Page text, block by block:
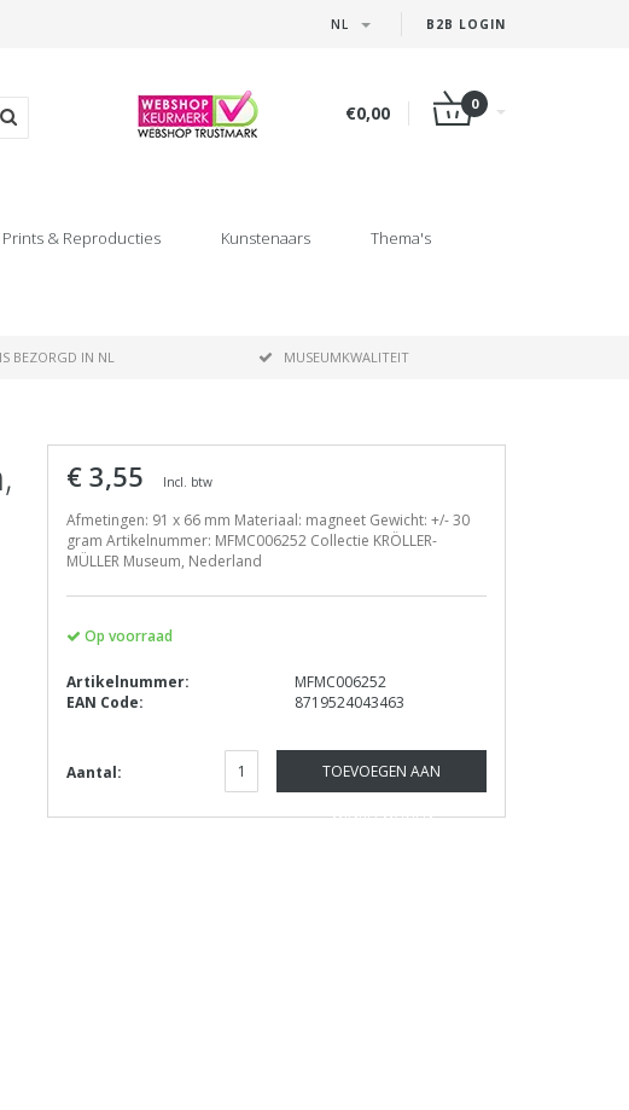
B2B LOGIN
NL
€0,00 0
Prints & Reproducties Kunstenaars Thema's
BEZORGD IN NL MUSEUMKWALITEIT
€ 3,55 Incl. btw
Afmetingen: 91 x 66 mm Materiaal: magneet Gewicht: +/- 30
gram Artikelnummer: MFMC006252 Collectie KRÖLLER-
MÜLLER Museum, Nederland
Op voorraad
Artikelnummer:
MFMC006252
EAN Code:
8719524043463
Aantal: TOEVOEGEN AAN
WINKELWAGEN